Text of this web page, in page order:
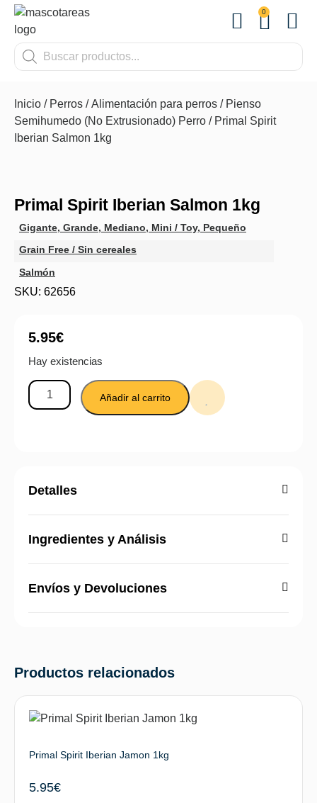
0
Inicio / Perros /Alimentación para perros / Pienso
Semihumedo (No Extrusionado) Perro / Primal Spirit
Iberian Salmon 1kg
Primal Spirit Iberian Salmon 1kg
Gigante, Grande, Mediano, Mini / Toy, Pequeño
Grain Free / Sin cereales
Salmón
SKU: 62656
5.95€
Hay existencias
Añadir al carrito
Detalles
Ingredientes y Análisis
Envíos y Devoluciones
Productos relacionados
Primal Spirit Iberian Jamon 1kg
5.95€